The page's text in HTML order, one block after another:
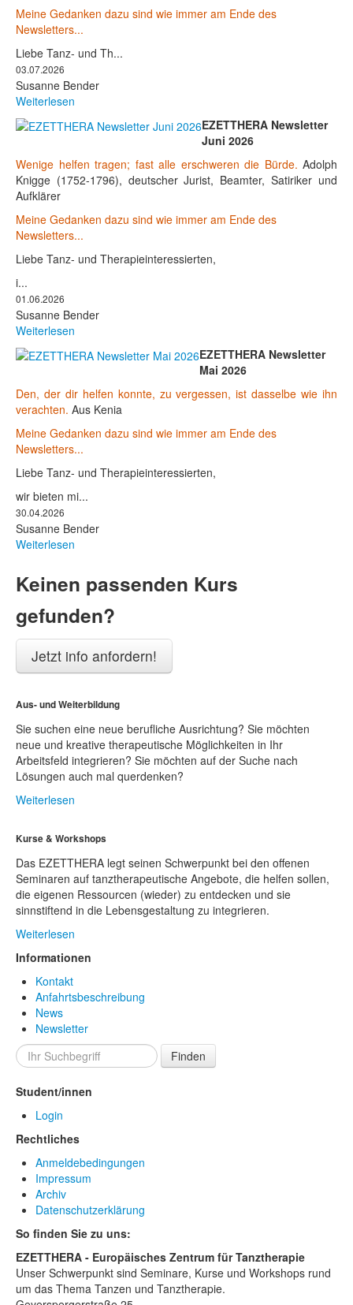
Meine Gedanken dazu sind wie immer am Ende des
Newsletters...
Liebe Tanz- und Th...
03.07.2026
Susanne Bender
Weiterlesen
EZETTHERA Newsletter
Juni 2026
Wenige helfen tragen; fast alle erschweren die Bürde. Adolph
Knigge (1752-1796), deutscher Jurist, Beamter, Satiriker und
Aufklärer
Meine Gedanken dazu sind wie immer am Ende des
Newsletters...
Liebe Tanz- und Therapieinteressierten,
i...
01.06.2026
Susanne Bender
Weiterlesen
EZETTHERA Newsletter
Mai 2026
Den, der dir helfen konnte, zu vergessen, ist dasselbe wie ihn
verachten. Aus Kenia
Meine Gedanken dazu sind wie immer am Ende des
Newsletters...
Liebe Tanz- und Therapieinteressierten,
wir bieten mi...
30.04.2026
Susanne Bender
Weiterlesen
Keinen passenden Kurs
gefunden?
Jetzt info anfordern!
Aus- und Weiterbildung
Sie suchen eine neue berufliche Ausrichtung? Sie möchten
neue und kreative therapeutische Möglichkeiten in Ihr
Arbeitsfeld integrieren? Sie möchten auf der Suche nach
Lösungen auch mal querdenken?
Weiterlesen
Kurse & Workshops
Das EZETTHERA legt seinen Schwerpunkt bei den offenen
Seminaren auf tanztherapeutische Angebote, die helfen sollen,
die eigenen Ressourcen (wieder) zu entdecken und sie
sinnstiftend in die Lebensgestaltung zu integrieren.
Weiterlesen
Informationen
Kontakt
Anfahrtsbeschreibung
News
Newsletter
Finden
Student/innen
Login
Rechtliches
Anmeldebedingungen
Impressum
Archiv
Datenschutzerklärung
So finden Sie zu uns:
EZETTHERA - Europäisches Zentrum für Tanztherapie
Unser Schwerpunkt sind Seminare, Kurse und Workshops rund
um das Thema Tanzen und Tanztherapie.